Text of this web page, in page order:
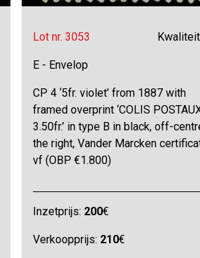
Lot nr. 3053
E - Envelop
CP 4 ‘5fr. violet’ from 1887 with
framed overprint ‘COLIS
3.50fr.’ in type B in black, off-
the right, Vander Marcken
vf (OBP €1.800)
Inzetprijs: 200€
Verkoopprijs: 210€